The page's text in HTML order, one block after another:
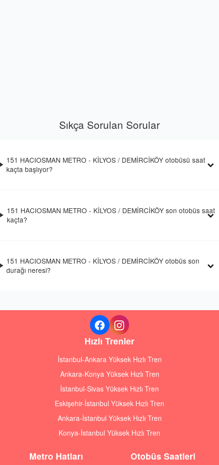
Sıkça Sorulan Sorular
151 HACIOSMAN METRO - KİLYOS / DEMİRCİKÖY otobüsü saat
kaçta başlıyor?
151 HACIOSMAN METRO - KİLYOS / DEMİRCİKÖY son otobüs saat
kaçta?
151 HACIOSMAN METRO - KİLYOS / DEMİRCİKÖY otobüs son
durağı neresi?
Hızlı Trenler
İstanbul-Ankara Yüksek Hızlı Tren
Ankara-Konya Yüksek Hızlı Tren
İstanbul-Sivas Yüksek Hızlı Tren
Eskişehir-İstanbul Yüksek Hızlı Tren
Ankara-İstanbul Yüksek Hızlı Tren
Konya-İstanbul Yüksek Hızlı Tren
Metro Hatları Otobüs Saatleri